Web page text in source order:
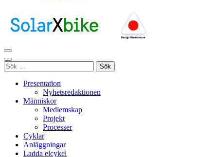
Sök
efter:
Presentation
Nyhetsredaktionen
Människor
Medlemskap
Projekt
Processer
Cyklar
Anläggningar
Ladda elcykel